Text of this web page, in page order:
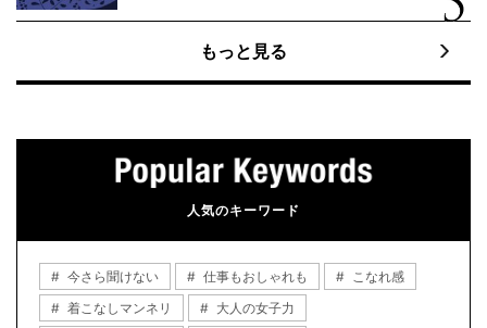
もっと見る
人気のキーワード
今さら聞けない 仕事もおしゃれも
こなれ感
着こなしマンネリ
大人の女子力